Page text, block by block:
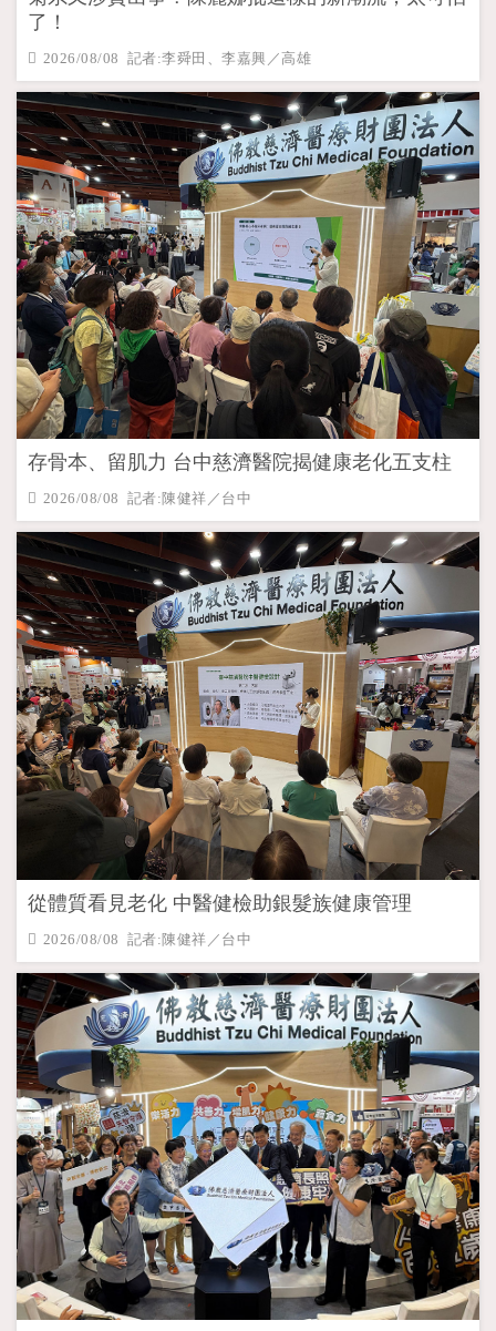
了！
2026/08/08 記者:李舜田、李嘉興／高雄
存骨本、留肌力 台中慈濟醫院揭健康老化五支柱
2026/08/08 記者:陳健祥／台中
從體質看見老化 中醫健檢助銀髮族健康管理
2026/08/08 記者:陳健祥／台中